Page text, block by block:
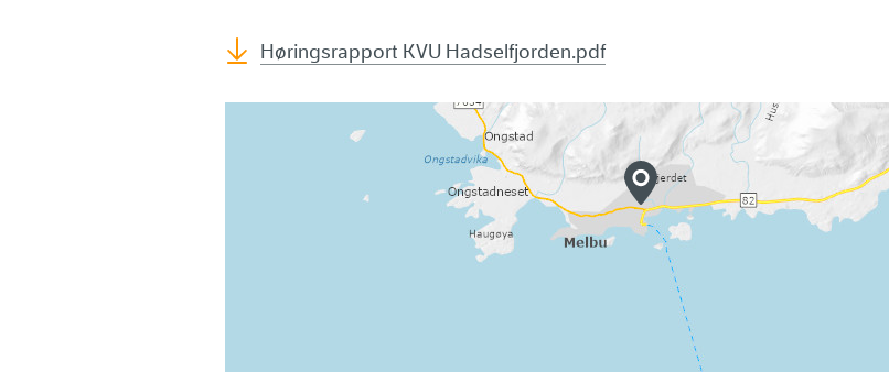
Høringsrapport KVU Hadselfjorden.pdf